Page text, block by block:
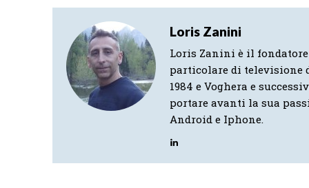
Loris Zanini
Loris Zanini è il
particolare di televisione
1984 e Voghera e
portare avanti la sua
Android e Iphone.